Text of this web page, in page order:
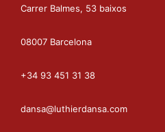
Carrer Balmes, 53 baixos
08007 Barcelona
+34 93 451 31 38
dansa@luthierdansa.com